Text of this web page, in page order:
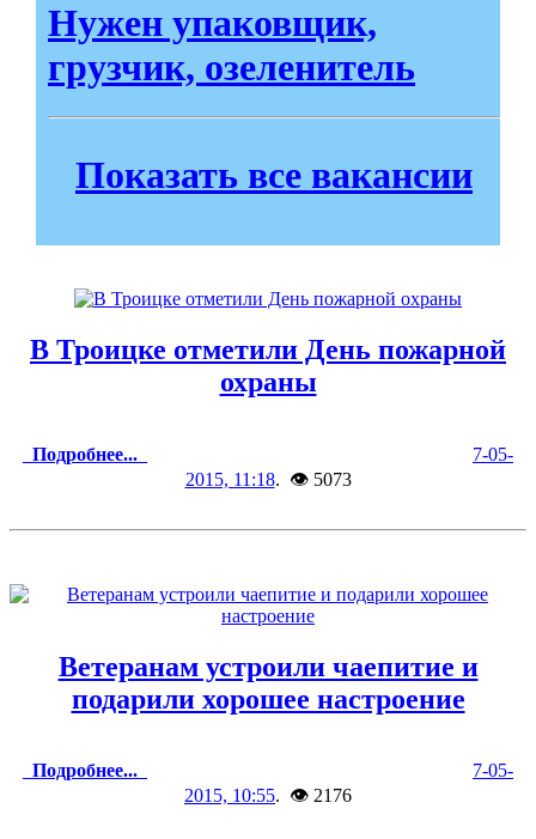
Нужен упаковщик,
грузчик, озеленитель
Показать все вакансии
В Троицке отметили День пожарной
охраны
Подробнее...
7-05-
2015, 11:18. 👁 5073
Ветеранам устроили чаепитие и
подарили хорошее настроение
Подробнее...
7-05-
2015, 10:55. 👁 2176